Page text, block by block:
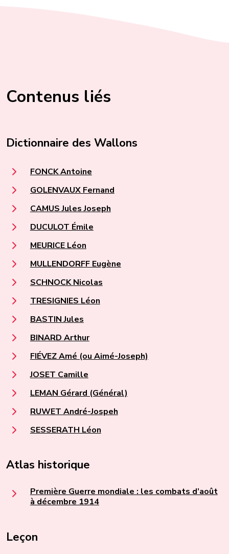
Contenus liés
Dictionnaire des Wallons
FONCK Antoine
GOLENVAUX Fernand
CAMUS Jules Joseph
DUCULOT Émile
MEURICE Léon
MULLENDORFF Eugène
SCHNOCK Nicolas
TRESIGNIES Léon
BASTIN Jules
BINARD Arthur
FIÉVEZ Amé (ou Aimé-Joseph)
JOSET Camille
LEMAN Gérard (Général)
RUWET André-Jospeh
SESSERATH Léon
Atlas historique
Première Guerre mondiale : les combats d’août
à décembre 1914
Leçon